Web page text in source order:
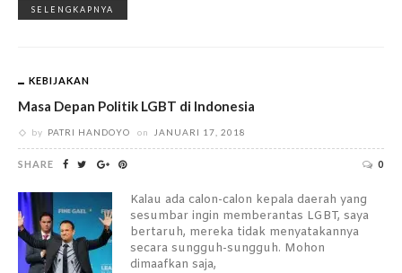
SELENGKAPNYA
KEBIJAKAN
Masa Depan Politik LGBT di Indonesia
by PATRI HANDOYO on JANUARI 17, 2018
SHARE 0
Kalau ada calon-calon kepala daerah yang
sesumbar ingin memberantas LGBT, saya
bertaruh, mereka tidak menyatakannya
secara sungguh-sungguh. Mohon
dimaafkan saja,